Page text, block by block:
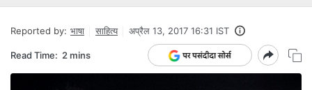
Reported by: भाषा साहित्य अप्रैल 13, 2017 16:31 IST
Read Time: 2 mins